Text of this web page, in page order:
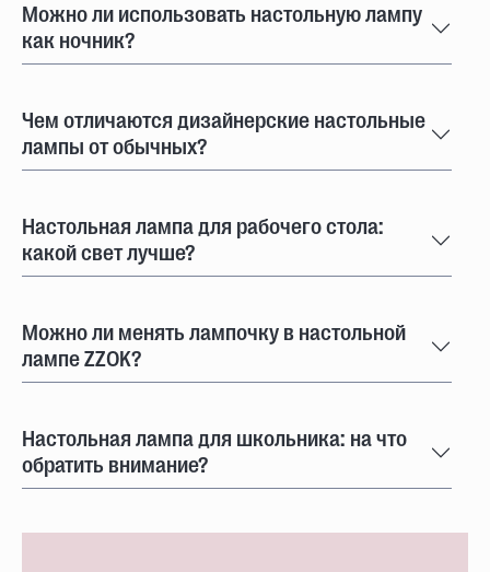
Можно ли использовать настольную лампу
как ночник?
Чем отличаются дизайнерские настольные
лампы от обычных?
Настольная лампа для рабочего стола:
какой свет лучше?
Можно ли менять лампочку в настольной
лампе ZZOK?
Настольная лампа для школьника: на что
обратить внимание?